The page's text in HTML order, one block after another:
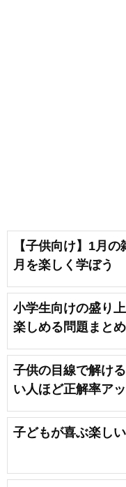
【子供向け】1月
月を楽しく学ぼう
小学生向けの盛り
楽しめる問題まとめ
子供の目線で解け
い人ほど正解率アッ
子どもが喜ぶ楽し